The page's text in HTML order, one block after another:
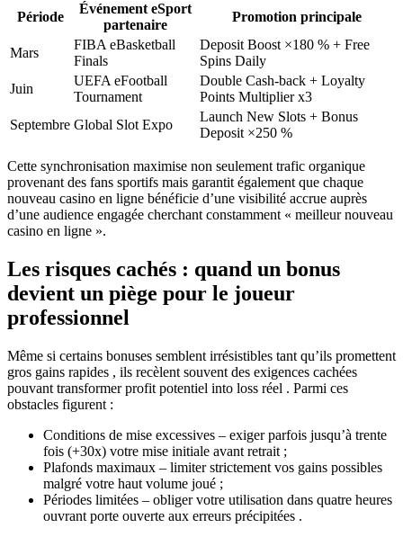
Période
Événement eSport
partenaire
Promotion principale
Mars
FIBA eBasketball
Finals
Deposit Boost ×180 % + Free
Spins Daily
Juin
UEFA eFootball
Tournament
Double Cash-back + Loyalty
Points Multiplier x3
Septembre Global Slot Expo
Launch New Slots + Bonus
Deposit ×250 %
Cette synchronisation maximise non seulement trafic organique
provenant des fans sportifs mais garantit également que chaque
nouveau casino en ligne bénéficie d’une visibilité accrue auprès
d’une audience engagée cherchant constamment « meilleur nouveau
casino en ligne ».
Les risques cachés : quand un bonus
devient un piège pour le joueur
professionnel
Même si certains bonuses semblent irrésistibles tant qu’ils promettent
gros gains rapides , ils recèlent souvent des exigences cachées
pouvant transformer profit potentiel into loss réel . Parmi ces
obstacles figurent :
Conditions de mise excessives – exiger parfois jusqu’à trente
fois (+30x) votre mise initiale avant retrait ;
Plafonds maximaux – limiter strictement vos gains possibles
malgré votre haut volume joué ;
Périodes limitées – obliger votre utilisation dans quatre heures
ouvrant porte ouverte aux erreurs précipitées .